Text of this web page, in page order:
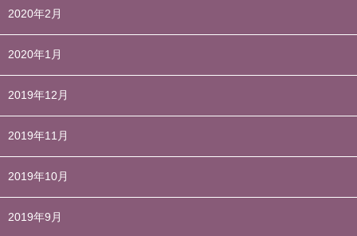
2020年2月
2020年1月
2019年12月
2019年11月
2019年10月
2019年9月